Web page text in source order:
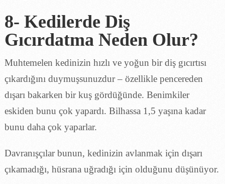
8- Kedilerde Diş
Gıcırdatma Neden Olur?
Muhtemelen kedinizin hızlı ve yoğun bir diş gıcırtısı
çıkardığını duymuşsunuzdur – özellikle pencereden
dışarı bakarken bir kuş gördüğünde. Benimkiler
eskiden bunu çok yapardı. Bilhassa 1,5 yaşına kadar
bunu daha çok yaparlar.
Davranışçılar bunun, kedinizin avlanmak için dışarı
çıkamadığı, hüsrana uğradığı için olduğunu düşünüyor.